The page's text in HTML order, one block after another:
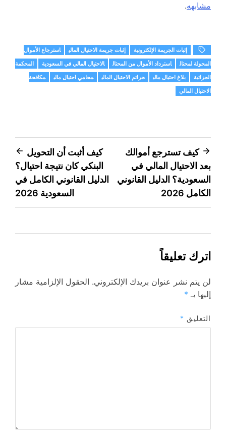
مشابهه.
إثبات الجريمة الإلكترونية إثبات جريمة الاحتيال المالي
استرجاع الأموال
المحولة لمحتال
استرداد الأموال من المحتال الاحتيال المالي في السعودية
المحكمة
الجزائية
بلاغ احتيال مالي جرائم الاحتيال المالي محامي احتيال مالي
مكافحة
الاحتيال المالي
تصفّح
المقالات
كيف تسترجع أموالك
بعد الاحتيال المالي في
السعودية؟ الدليل القانوني
الكامل 2026
كيف أثبت أن التحويل
البنكي كان نتيجة احتيال؟
الدليل القانوني الكامل في
السعودية 2026
اترك تعليقاً
لن يتم نشر عنوان بريدك الإلكتروني. الحقول الإلزامية مشار
إليها بـ *
التعليق *